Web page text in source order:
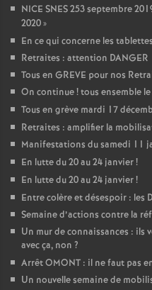
NICE SNES 253 septembre
2020»
En ce qui concerne les
Retraites : attention DANGER
Tous en GREVE pour nos
On continue! tous ensemble
Tous en grève mardi 17
Retraites : amplifier la
Manifestations du samedi 11
En lutte du 20 au 24 janvier!
En lutte du 20 au 24 janvier!
Entre colère et désespoir : les
Semaine d’actions contre la
Un mur de connaissances : ils
avec ça, non ?
Arrêt OMONT : il ne faut pas
Un nouvelle semaine de